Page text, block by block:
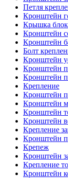
Петля
Кронштейн
Крышка
Кронштейн
Кронштейн
Болт
Кронштейн
Кронштейн
Кронштейн
Крепление
Кронштейн
Кронштейн
Кронштейн
Кронштейн
Крепление
Кронштейн
Крепеж
Кронштейн
Крепление
Кронштейн